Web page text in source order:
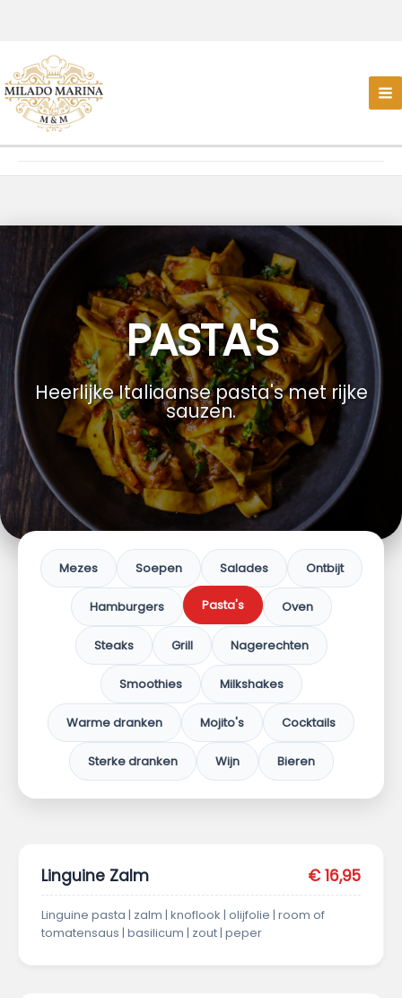
PASTA'S
Heerlijke Italiaanse pasta's met rijke
sauzen.
Mezes Soepen Salades Ontbijt
Hamburgers Pasta's Oven
Steaks Grill Nagerechten
Smoothies Milkshakes
Warme dranken Mojito's Cocktails
Sterke dranken Wijn Bieren
Linguine Zalm € 16,95
Linguine pasta | zalm | knoflook | olijfolie | room of
tomatensaus | basilicum | zout | peper